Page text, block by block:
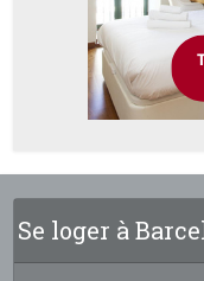
Se loger à